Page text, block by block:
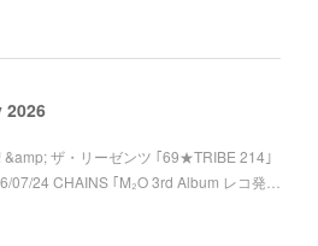
2026
ザ・リーゼンツ ｢69★TRIBE 214｣
07/24 CHAINS ｢M₂O 3rd Album レコ発…